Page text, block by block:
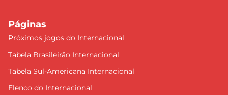
Páginas
Próximos jogos do Internacional
Tabela Brasileirão Internacional
Tabela Sul-Americana Internacional
Elenco do Internacional